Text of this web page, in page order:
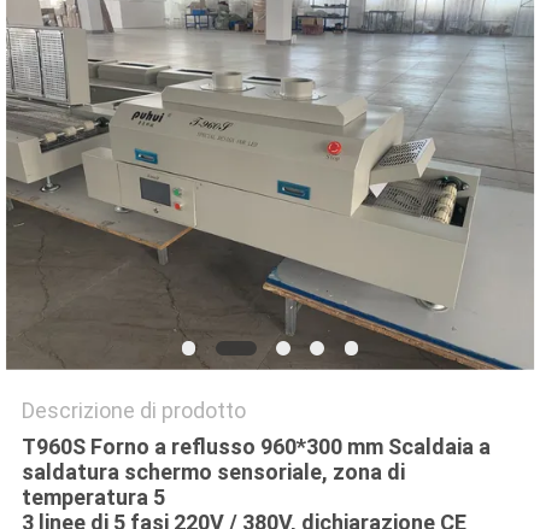
MAPPA
DEL
SITO
POLITICA
SULLA
PRIVACY
Descrizione di prodotto
T960S Forno a reflusso 960*300 mm Scaldaia a
saldatura schermo sensoriale, zona di
temperatura 5
3 linee di 5 fasi 220V / 380V, dichiarazione CE